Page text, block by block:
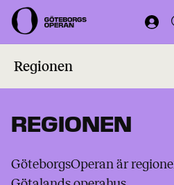
Start
REGIONEN
GöteborgsOperan är
Regionen